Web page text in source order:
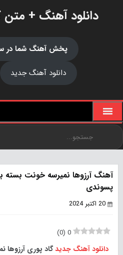
دانلود آهنگ +
پخش آهنگ شما در
دانلود آهنگ جدید
آهنگ آرزوها نمیرسه خونت بسته
پسوندی
20 اکتبر 2024
0
(
0
)
دانلود آهنگ جدیدگاد پوری